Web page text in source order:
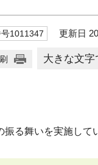
1011347 更新日
大きな文字
る舞いを実施して